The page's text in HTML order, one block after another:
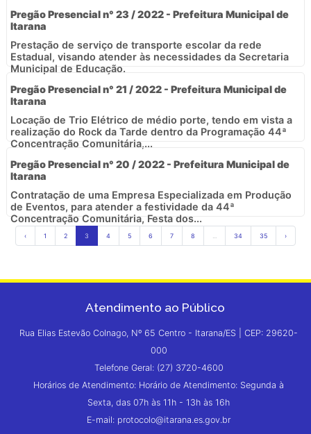
Pregão Presencial n° 23 / 2022 - Prefeitura Municipal de
Itarana
Prestação de serviço de transporte escolar da rede
Estadual, visando atender às necessidades da Secretaria
Municipal de Educação.
Pregão Presencial n° 21 / 2022 - Prefeitura Municipal de
Itarana
Locação de Trio Elétrico de médio porte, tendo em vista a
realização do Rock da Tarde dentro da Programação 44ª
Concentração Comunitária,...
Pregão Presencial n° 20 / 2022 - Prefeitura Municipal de
Itarana
Contratação de uma Empresa Especializada em Produção
de Eventos, para atender a festividade da 44ª
Concentração Comunitária, Festa dos...
‹ 1 2 3 4 5 6 7 8 34 35 ›
Atendimento ao Público
Rua Elias Estevão Colnago, Nº 65 Centro - Itarana/ES | CEP: 29620-
000
Telefone Geral: (27) 3720-4600
Horários de Atendimento: Horário de Atendimento: Segunda à
Sexta, das 07h às 11h - 13h às 16h
E-mail: protocolo@itarana.es.gov.br